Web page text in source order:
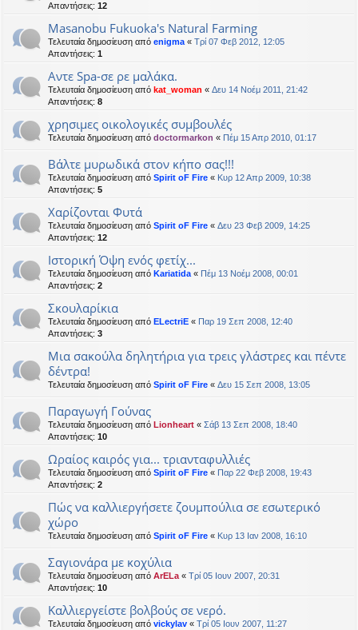
Απαντήσεις: 12
Masanobu Fukuoka's Natural Farming
Τελευταία δημοσίευση από enigma « Τρί 07 Φεβ 2012, 12:05
Απαντήσεις: 1
Αντε Spa-σε ρε μαλάκα.
Τελευταία δημοσίευση από kat_woman « Δευ 14 Νοέμ 2011, 21:42
Απαντήσεις: 8
χρησιμες οικολογικές συμβουλές
Τελευταία δημοσίευση από doctormarkon « Πέμ 15 Απρ 2010, 01:17
Βάλτε μυρωδικά στον κήπο σας!!!
Τελευταία δημοσίευση από Spirit oF Fire « Κυρ 12 Απρ 2009, 10:38
Απαντήσεις: 5
Χαρίζονται Φυτά
Τελευταία δημοσίευση από Spirit oF Fire « Δευ 23 Φεβ 2009, 14:25
Απαντήσεις: 12
Ιστορική Όψη ενός φετίχ...
Τελευταία δημοσίευση από Kariatida « Πέμ 13 Νοέμ 2008, 00:01
Απαντήσεις: 2
Σκουλαρίκια
Τελευταία δημοσίευση από ELectriE « Παρ 19 Σεπ 2008, 12:40
Απαντήσεις: 3
Μια σακούλα δηλητήρια για τρεις γλάστρες και πέντε
δέντρα!
Τελευταία δημοσίευση από Spirit oF Fire « Δευ 15 Σεπ 2008, 13:05
Παραγωγή Γούνας
Τελευταία δημοσίευση από Lionheart « Σάβ 13 Σεπ 2008, 18:40
Απαντήσεις: 10
Ωραίος καιρός για... τριανταφυλλιές
Τελευταία δημοσίευση από Spirit oF Fire « Παρ 22 Φεβ 2008, 19:43
Απαντήσεις: 2
Πώς να καλλιεργήσετε ζουμπούλια σε εσωτερικό
χώρο
Τελευταία δημοσίευση από Spirit oF Fire « Κυρ 13 Ιαν 2008, 16:10
Σαγιονάρα με κοχύλια
Τελευταία δημοσίευση από ArELa « Τρί 05 Ιουν 2007, 20:31
Απαντήσεις: 10
Καλλιεργείστε βολβούς σε νερό.
Τελευταία δημοσίευση από vickylav « Τρί 05 Ιουν 2007, 11:27